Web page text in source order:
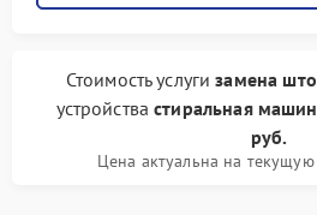
Стоимость услугизамена
устройствастиральная
руб.
Цена актуальна на